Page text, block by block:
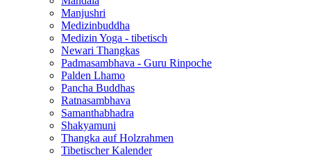
Manjushri
Medizinbuddha
Medizin Yoga - tibetisch
Newari Thangkas
Padmasambhava - Guru Rinpoche
Palden Lhamo
Pancha Buddhas
Ratnasambhava
Samanthabhadra
Shakyamuni
Thangka auf Holzrahmen
Tibetischer Kalender